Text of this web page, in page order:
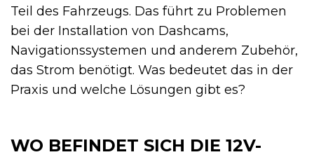
Teil des Fahrzeugs. Das führt zu Problemen
bei der Installation von Dashcams,
Navigationssystemen und anderem Zubehör,
das Strom benötigt. Was bedeutet das in der
Praxis und welche Lösungen gibt es?
WO BEFINDET SICH DIE 12V-